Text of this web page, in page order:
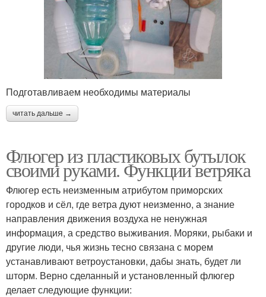
Подготавливаем необходимы материалы
читать дальше →
Флюгер из пластиковых бутылок
своими руками. Функции ветряка
Флюгер есть неизменным атрибутом приморских
городков и сёл, где ветра дуют неизменно, а знание
направления движения воздуха не ненужная
информация, а средство выживания. Моряки, рыбаки и
другие люди, чья жизнь тесно связана с морем
устанавливают ветроустановки, дабы знать, будет ли
шторм. Верно сделанный и установленный флюгер
делает следующие функции: